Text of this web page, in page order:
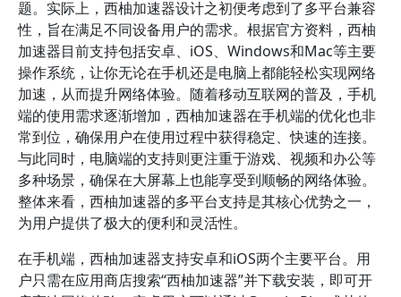
题。实际上，西柚加速器设计之初便考虑到了多平台兼容
性，旨在满足不同设备用户的需求。根据官方资料，西柚
加速器目前支持包括安卓、iOS、Windows和Mac等主要
操作系统，让你无论在手机还是电脑上都能轻松实现网络
加速，从而提升网络体验。随着移动互联网的普及，手机
端的使用需求逐渐增加，西柚加速器在手机端的优化也非
常到位，确保用户在使用过程中获得稳定、快速的连接。
与此同时，电脑端的支持则更注重于游戏、视频和办公等
多种场景，确保在大屏幕上也能享受到顺畅的网络体验。
整体来看，西柚加速器的多平台支持是其核心优势之一，
为用户提供了极大的便利和灵活性。
在手机端，西柚加速器支持安卓和iOS两个主要平台。用
户只需在应用商店搜索“西柚加速器”并下载安装，即可开